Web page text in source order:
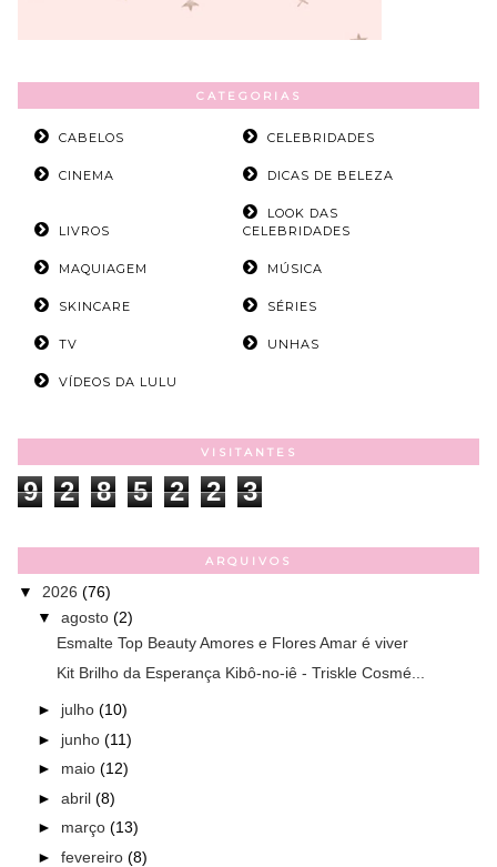
CATEGORIAS
CABELOS CELEBRIDADES
CINEMA DICAS DE BELEZA
LIVROS
LOOK DAS
CELEBRIDADES
MAQUIAGEM MÚSICA
SKINCARE SÉRIES
TV UNHAS
VÍDEOS DA LULU
VISITANTES
9 2 8 5 2 2 3
ARQUIVOS
▼ 2026 (76)
▼ agosto (2)
Esmalte Top Beauty Amores e Flores Amar é viver
Kit Brilho da Esperança Kibô-no-iê - Triskle Cosmé...
► julho (10)
► junho (11)
► maio (12)
► abril (8)
► março (13)
► fevereiro (8)